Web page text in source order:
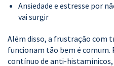
Ansiedade e estresse por
vai surgir
Além disso, a frustração com
funcionam tão bem é
contínuo de anti-